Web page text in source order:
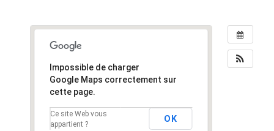
Impossible de charger
Google Maps correctement sur
cette page.
Ce site Web vous
appartient ?
OK